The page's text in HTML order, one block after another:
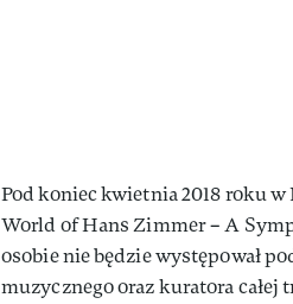
Pod koniec kwietnia 2018 roku
World of Hans Zimmer – A
osobie nie będzie występował
muzycznego oraz kuratora